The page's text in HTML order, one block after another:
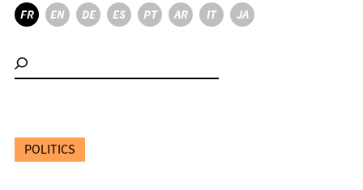
FR EN DE ES PT AR IT JA
POLITICS